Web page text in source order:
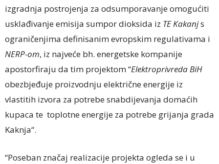
izgradnja postrojenja za odsumporavanje omogućiti
usklađivanje emisija sumpor dioksida iz TE Kakanjs
ograničenjima definisanim evropskim regulativama i
NERP-om, iz najveće bh. energetske kompanije
apostorfiraju da tim projektom “Elektroprivreda BiH
obezbjeđuje proizvodnju električne energije iz
vlastitih izvora za potrebe snabdijevanja domaćih
kupaca te toplotne energije za potrebe grijanja grada
Kaknja“.
“Poseban značaj realizacije projekta ogleda se i u